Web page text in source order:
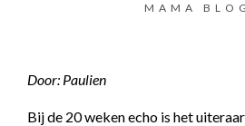
MAMA
Door: Paulien
Bij de 20 weken echo is het